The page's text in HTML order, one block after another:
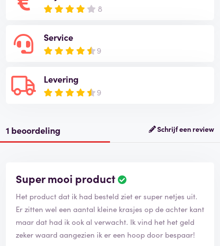
8
Service
9
Levering
9
1 beoordeling Schrijf een review
Super mooi product
B
o
o
d
e
Het product dat ik had besteld ziet er super netjes uit.
Er zitten wel een aantal kleine krasjes op de achter kant
maar dat had ik ook al verwacht. Ik vind het het geld
zeker waard aangezien ik er een hoop door bespaar!